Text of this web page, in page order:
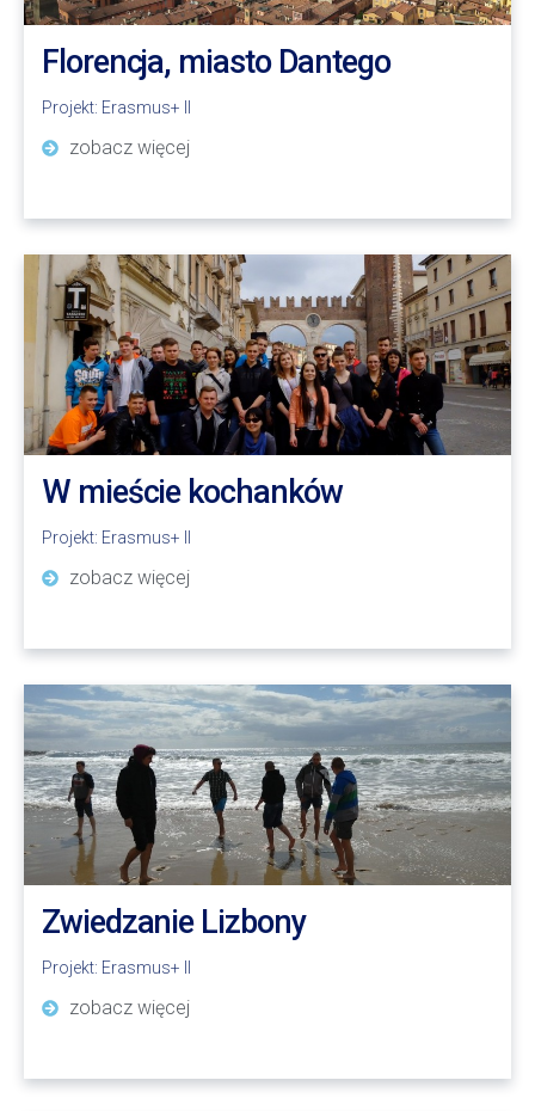
Florencja, miasto Dantego
Projekt: Erasmus+ II
zobacz więcej
W mieście kochanków
Projekt: Erasmus+ II
zobacz więcej
Zwiedzanie Lizbony
Projekt: Erasmus+ II
zobacz więcej